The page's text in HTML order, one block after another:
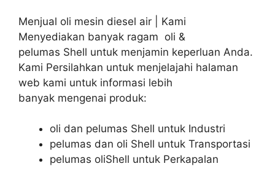
Menjual oli mesin diesel air | Kami
Menyediakan banyak ragam oli &
pelumas Shell untuk menjamin keperluan Anda.
Kami Persilahkan untuk menjelajahi halaman
web kami untuk informasi lebih
banyak mengenai produk:
oli dan pelumas Shell untuk Industri
pelumas dan oli Shell untuk Transportasi
pelumas oliShell untuk Perkapalan